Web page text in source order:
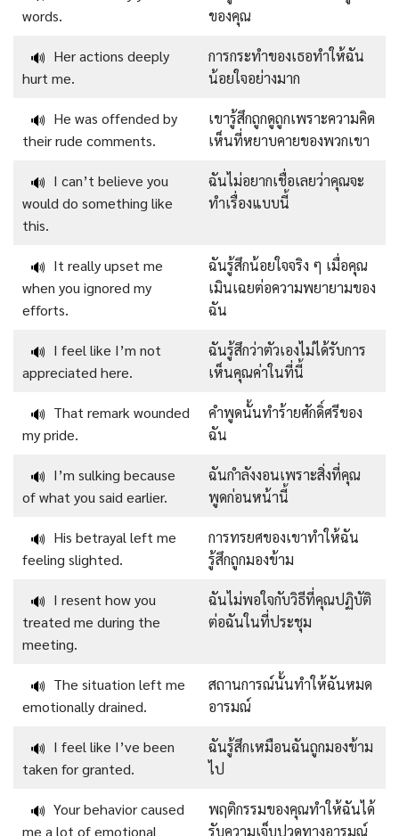
words.
ของคุณ
🔊 Her actions deeply
hurt me.
การกระทำของเธอทำให้ฉัน
น้อยใจอย่างมาก
🔊 He was offended by
their rude comments.
เขารู้สึกถูกดูถูกเพราะความคิด
เห็นที่หยาบคายของพวกเขา
🔊 I can’t believe you
would do something like
this.
ฉันไม่อยากเชื่อเลยว่าคุณจะ
ทำเรื่องแบบนี้
🔊 It really upset me
when you ignored my
efforts.
ฉันรู้สึกน้อยใจจริง ๆ เมื่อคุณ
เมินเฉยต่อความพยายามของ
ฉัน
🔊 I feel like I’m not
appreciated here.
ฉันรู้สึกว่าตัวเองไม่ได้รับการ
เห็นคุณค่าในที่นี้
🔊 That remark wounded
my pride.
คำพูดนั้นทำร้ายศักดิ์ศรีของ
ฉัน
🔊 I’m sulking because
of what you said earlier.
ฉันกำลังงอนเพราะสิ่งที่คุณ
พูดก่อนหน้านี้
🔊 His betrayal left me
feeling slighted.
การทรยศของเขาทำให้ฉัน
รู้สึกถูกมองข้าม
🔊 I resent how you
treated me during the
meeting.
ฉันไม่พอใจกับวิธีที่คุณปฏิบัติ
ต่อฉันในที่ประชุม
🔊 The situation left me
emotionally drained.
สถานการณ์นั้นทำให้ฉันหมด
อารมณ์
🔊 I feel like I’ve been
taken for granted.
ฉันรู้สึกเหมือนฉันถูกมองข้าม
ไป
🔊 Your behavior caused
me a lot of emotional
พฤติกรรมของคุณทำให้ฉันได้
รับความเจ็บปวดทางอารมณ์